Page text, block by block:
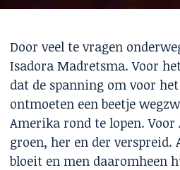
Door veel te vragen
Isadora Madretsma. Voor
dat de spanning om voor
ontmoeten een beetje
Amerika rond te lopen.
groen, her en der verspreid.
bloeit en men daaromheen